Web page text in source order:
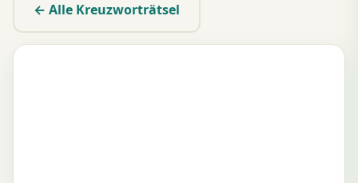
← Alle Kreuzworträtsel